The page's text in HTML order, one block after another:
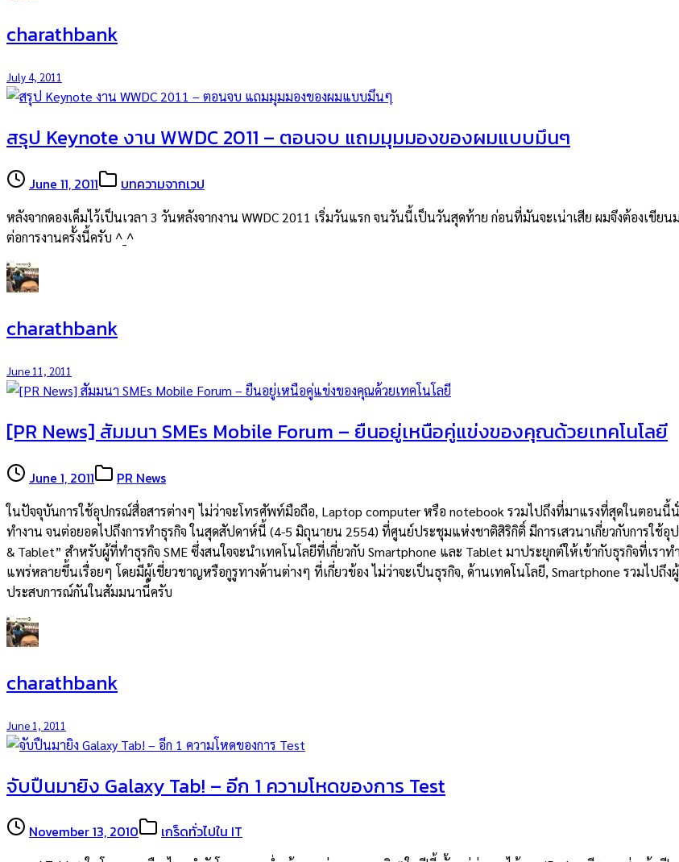
charathbank
July 4, 2011
สรุป Keynote งาน WWDC 2011 – ตอนจบ แถมมุมมองของผมแบบมึนๆ
June 11, 2011 บทความจากเวป
หลังจากดองเค็มไว้เป็นเวลา 3 วันหลังจากงาน WWDC 2011 เริ่มวันแรก จนวันนี้เป็นวันสุดท้าย ก่อนที่มันจะเน่าเสีย ผมจึงต้องเ
ต่อการงานครั้งนี้ครับ ^_^
charathbank
June 11, 2011
[PR News] สัมมนา SMEs Mobile Forum – ยืนอยู่เหนือคู่แข่งของคุณด้วยเทคโนโลยี
June 1, 2011 PR News
ในปัจจุบันการใช้อุปกรณ์สื่อสารต่างๆ ไม่ว่าจะโทรศัพท์มือถือ, Laptop computer หรือ notebook รวมไปถึงที่มาแรงที่สุดในตอนนี้
ทำงาน จนต่อยอดไปถึงการทำธุรกิจ ในสุดสัปดาห์นี้ (4-5 มิถุนายน 2554) ที่ศูนย์ประชุมแห่งชาติสิริกิติ์ มีการเสวนาเกี่ยวกับการใช้
& Tablet” สำหรับผู้ที่ทำธุรกิจ SME ซึ่งสนใจจะนำเทคโนโลยีที่เกี่ยวกับ Smartphone และ Tablet มาประยุกต์ให้เข้ากับธุรกิจที่เรา
แพร่หลายขึ้นเรื่อยๆ โดยมีผู้เชี่ยวชาญหรือกูรูทางด้านต่างๆ ที่เกี่ยวข้อง ไม่ว่าจะเป็นธุรกิจ, ด้านเทคโนโลยี, Smartphone รวมไปถึ
ประสบการณ์กันในสัมมนานี้ครับ
charathbank
June 1, 2011
จับปืนมายิง Galaxy Tab! – อีก 1 ความโหดของการ Test
November 13, 2010 เกร็ดทั่วไปใน IT